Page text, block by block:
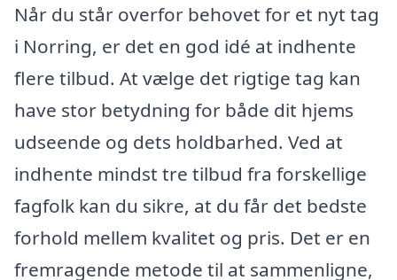
Når du står overfor behovet for et nyt tag
i Norring, er det en god idé at indhente
flere tilbud. At vælge det rigtige tag kan
have stor betydning for både dit hjems
udseende og dets holdbarhed. Ved at
indhente mindst tre tilbud fra forskellige
fagfolk kan du sikre, at du får det bedste
forhold mellem kvalitet og pris. Det er en
fremragende metode til at sammenligne,